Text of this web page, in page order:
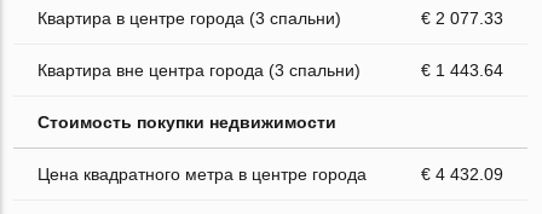
Квартира в центре города (3 спальни) € 2 077.33
Квартира вне центра города (3 спальни) € 1 443.64
Стоимость покупки недвижимости
Цена квадратного метра в центре города € 4 432.09